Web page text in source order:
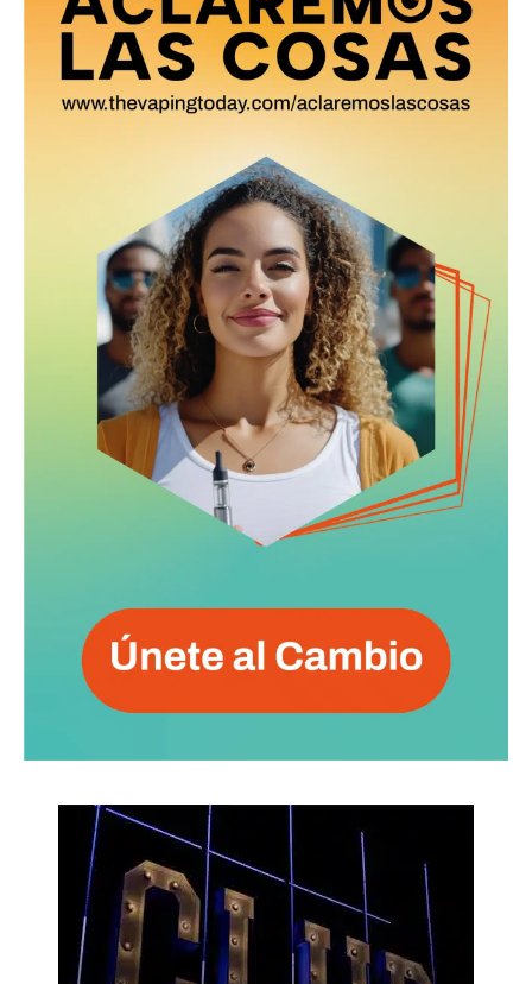
Subscribe to our daily clipping and
receive all the news of vaping and
tobacco harm reduction in your email.